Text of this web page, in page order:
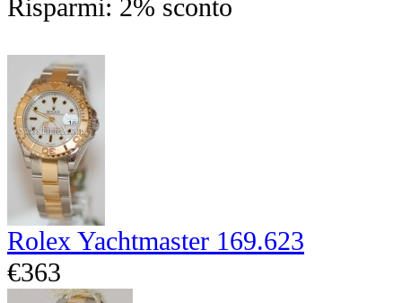
Risparmi: 2% sconto
Rolex Yachtmaster 169.623
€363